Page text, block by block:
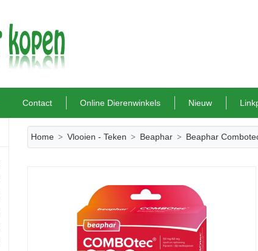
Contact Online Dierenwinkels Nieuw
Home Vlooien - Teken Beaphar Beaphar